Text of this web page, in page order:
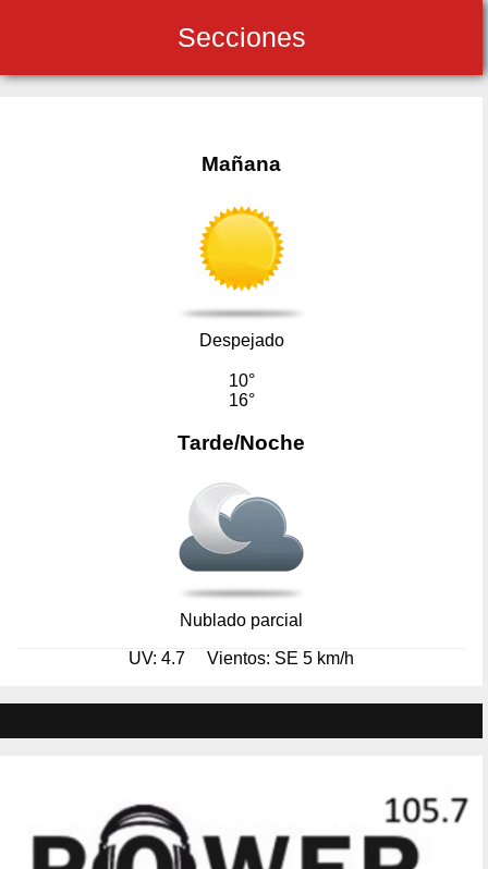
Secciones
Mañana
Despejado
10°
16°
Tarde/Noche
Nublado parcial
UV: 4.7 Vientos: SE 5 km/h